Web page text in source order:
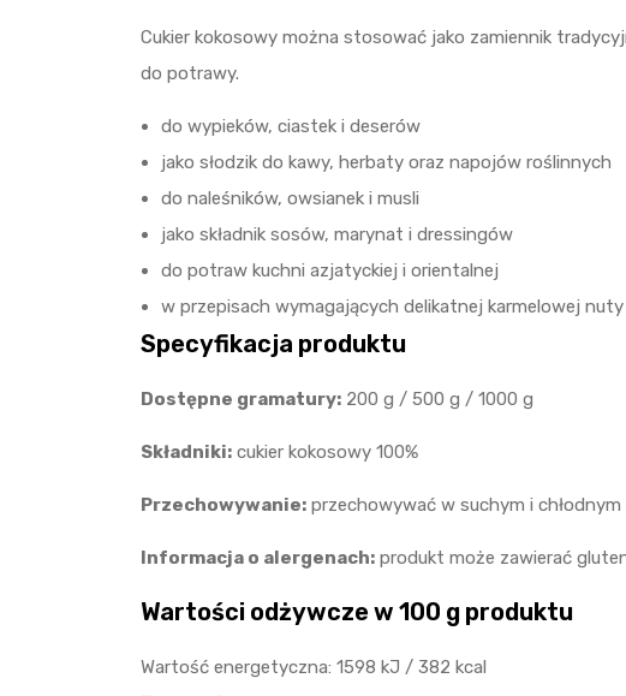
Cukier kokosowy można stosować jako zamiennik
do potrawy.
do wypieków, ciastek i deserów
jako słodzik do kawy, herbaty oraz napojów roślinnych
do naleśników, owsianek i musli
jako składnik sosów, marynat i dressingów
do potraw kuchni azjatyckiej i orientalnej
w przepisach wymagających delikatnej karmelowej nuty
Specyfikacja produktu
Dostępne gramatury: 200 g / 500 g / 1000 g
Składniki: cukier kokosowy 100%
Przechowywanie: przechowywać w suchym i
Informacja o alergenach: produkt może zawierać
Wartości odżywcze w 100 g produktu
Wartość energetyczna: 1598 kJ / 382 kcal